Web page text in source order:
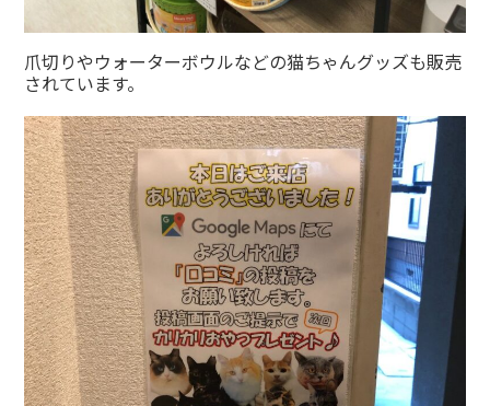
爪切りやウォーターボウルなどの猫ちゃんグッズも販売
されています。